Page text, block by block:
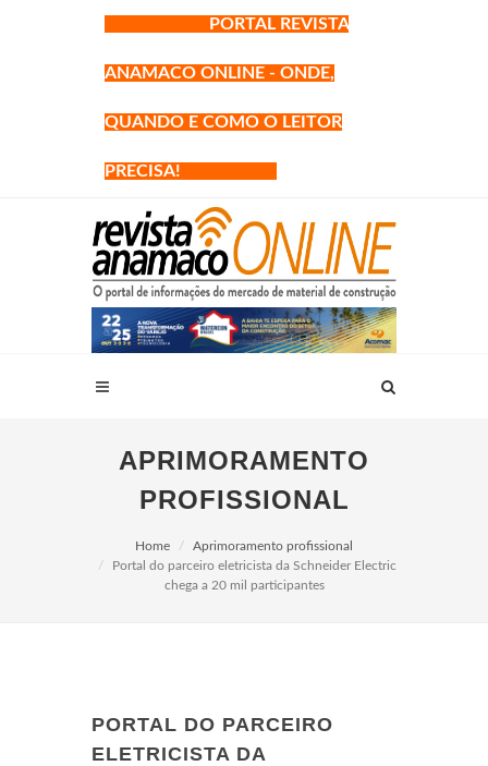
PORTAL REVISTA
ANAMACO ONLINE - ONDE,
QUANDO E COMO O LEITOR
PRECISA!
APRIMORAMENTO
PROFISSIONAL
Home
Aprimoramento profissional
Portal do parceiro eletricista da Schneider Electric
chega a 20 mil participantes
PORTAL DO PARCEIRO
ELETRICISTA DA